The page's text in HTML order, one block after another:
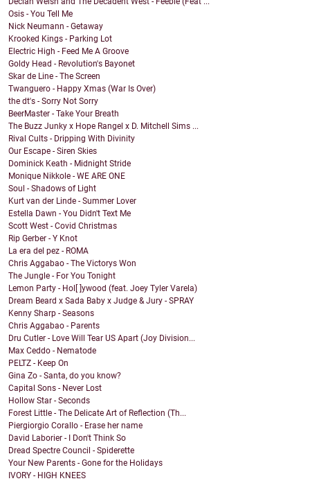
Osis - You Tell Me
Nick Neumann - Getaway
Krooked Kings - Parking Lot
Electric High - Feed Me A Groove
Goldy Head - Revolution's Bayonet
Skar de Line - The Screen
Twanguero - Happy Xmas (War Is Over)
the dt's - Sorry Not Sorry
BeerMaster - Take Your Breath
The Buzz Junky x Hope Rangel x D. Mitchell Sims ...
Rival Cults - Dripping With Divinity
Our Escape - Siren Skies
Dominick Keath - Midnight Stride
Monique Nikkole - WE ARE ONE
Soul - Shadows of Light
Kurt van der Linde - Summer Lover
Estella Dawn - You Didn't Text Me
Scott West - Covid Christmas
Rip Gerber - Y Knot
La era del pez - ROMA
Chris Aggabao - The Victorys Won
The Jungle - For You Tonight
Lemon Party - Hol[ ]ywood (feat. Joey Tyler Varela)
Dream Beard x Sada Baby x Judge & Jury - SPRAY
Kenny Sharp - Seasons
Chris Aggabao - Parents
Dru Cutler - Love Will Tear US Apart (Joy Division...
Max Ceddo - Nematode
PELTZ - Keep On
Gina Zo - Santa, do you know?
Capital Sons - Never Lost
Hollow Star - Seconds
Forest Little - The Delicate Art of Reflection (Th...
Piergiorgio Corallo - Erase her name
David Laborier - I Don't Think So
Dread Spectre Council - Spiderette
Your New Parents - Gone for the Holidays
IVORY - HIGH KNEES